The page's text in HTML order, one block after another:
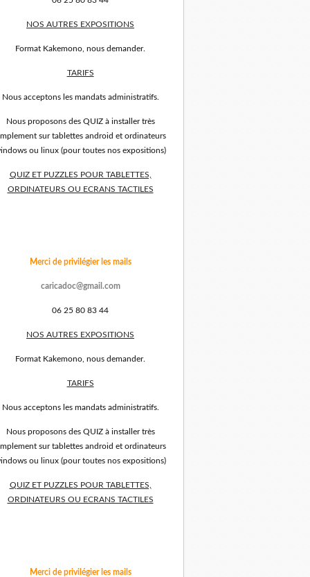
NOS AUTRES EXPOSITIONS
Format Kakemono, nous demander.
TARIFS
Nous acceptons les mandats administratifs.
Nous proposons des QUIZ à installer très
sur tablettes android et ordinateurs
ou linux (pour toutes nos expositions)
QUIZ ET PUZZLES POUR TABLETTES,
ORDINATEURS OU ECRANS TACTILES
Merci de privilégier les mails
caricadoc@gmail.com
06 25 80 83 44
NOS AUTRES EXPOSITIONS
Format Kakemono, nous demander.
TARIFS
Nous acceptons les mandats administratifs.
Nous proposons des QUIZ à installer très
sur tablettes android et ordinateurs
ou linux (pour toutes nos expositions)
QUIZ ET PUZZLES POUR TABLETTES,
ORDINATEURS OU ECRANS TACTILES
Merci de privilégier les mails